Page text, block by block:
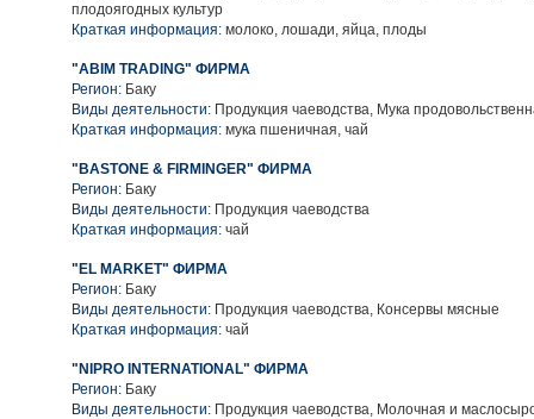
плодоягодных культур
Краткая информация: молоко, лошади, яйца, плоды
"ABIM TRADING" ФИРМА
Регион: Баку
Виды деятельности: Продукция чаеводства, Мука
Краткая информация: мука пшеничная, чай
"BASTONE & FIRMINGER" ФИРМА
Регион: Баку
Виды деятельности: Продукция чаеводства
Краткая информация: чай
"EL MARKET" ФИРМА
Регион: Баку
Виды деятельности: Продукция чаеводства, Консервы мясные
Краткая информация: чай
"NIPRO INTERNATIONAL" ФИРМА
Регион: Баку
Виды деятельности: Продукция чаеводства, Молочная и